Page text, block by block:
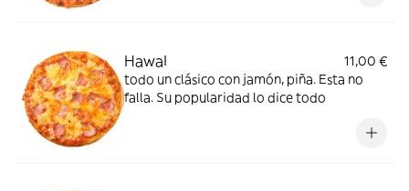
HawaI
11,00 €
todo un clásico con jamón, piña. Esta no
falla. Su popularidad lo dice todo